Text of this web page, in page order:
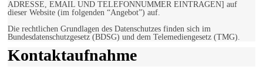
ADRESSE, EMAIL UND TELEFONNUMMER EINTRAGEN] auf
dieser Website (im folgenden “Angebot”) auf.
Die rechtlichen Grundlagen des Datenschutzes finden sich im
Bundesdatenschutzgesetz (BDSG) und dem Telemediengesetz (TMG).
Kontaktaufnahme